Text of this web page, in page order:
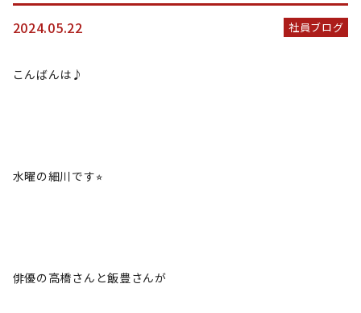
2024.05.22 社員ブログ
こんばんは♪
水曜の細川です⭐︎
俳優の高橋さんと飯豊さんが